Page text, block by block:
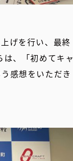
げを行い、最終
、「初めてキャ
感想をいただき